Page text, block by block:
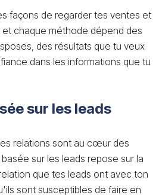
façons de regarder tes ventes et
chaque méthode dépend des
des résultats que tu veux
dans les informations que tu
sur les leads
relations sont au cœur des
sur les leads repose sur la
que tes leads ont avec ton
sont susceptibles de faire en